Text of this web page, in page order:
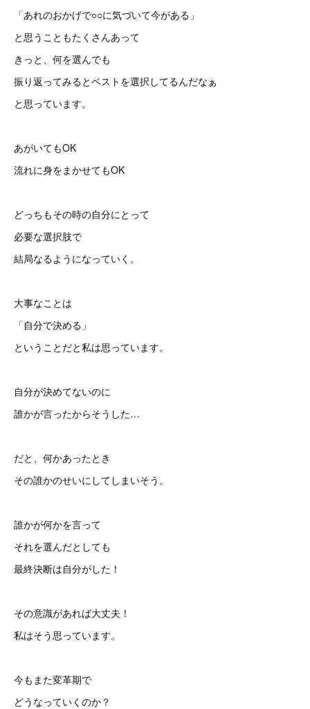
「あれのおかげで○○に気づいて今がある」
と思うこともたくさんあって
きっと、何を選んでも
振り返ってみるとベストを選択してるんだなぁ
と思っています。
あがいてもOK
流れに身をまかせてもOK
どっちもその時の自分にとって
必要な選択肢で
結局なるようになっていく。
大事なことは
「自分で決める」
ということだと私は思っています。
自分が決めてないのに
誰かが言ったからそうした…
だと、何かあったとき
その誰かのせいにしてしまいそう。
誰かが何かを言って
それを選んだとしても
最終決断は自分がした！
その意識があれば大丈夫！
私はそう思っています。
今もまた変革期で
どうなっていくのか？